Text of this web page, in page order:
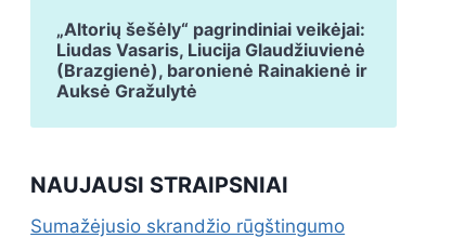
„Altorių šešėly“ pagrindiniai veikėjai:
Liudas Vasaris, Liucija Glaudžiuvienė
(Brazgienė), baronienė Rainakienė ir
Auksė Gražulytė
NAUJAUSI STRAIPSNIAI
Sumažėjusio skrandžio rūgštingumo